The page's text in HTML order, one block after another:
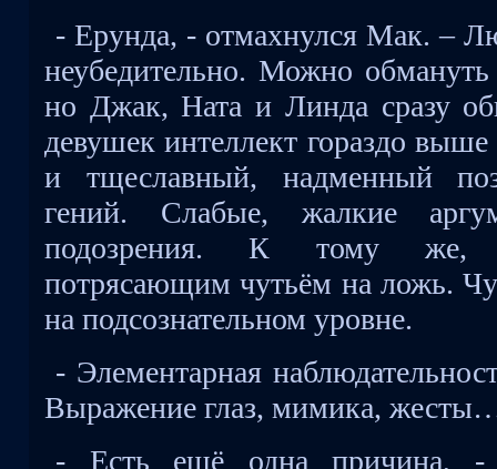
- Ерунда, - отмахнулся Мак. –
неубедительно. Можно
но Джак, Ната и Линда сразу
девушек интеллект гораздо
и тщеславный, надменный
гений. Слабые, жалкие
подозрения. К тому же,
потрясающим чутьём на ложь.
на подсознательном уровне.
- Элементарная
Выражение глаз, мимика,
- Есть ещё одна причина, -